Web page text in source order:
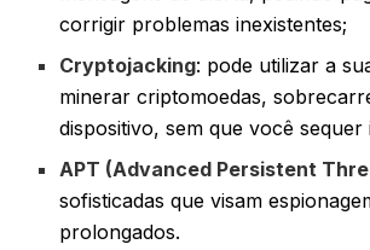
corrigir problemas inexistentes;
Cryptojacking: pode utilizar a
minerar criptomoedas,
dispositivo, sem que você sequer
APT (Advanced Persistent
sofisticadas que visam
prolongados.